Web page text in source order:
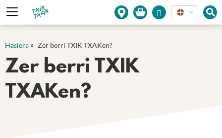
Cookies management panel
Hasiera » Zer berri TXIK TXAKen?
Zer berri TXIK
TXAKen?